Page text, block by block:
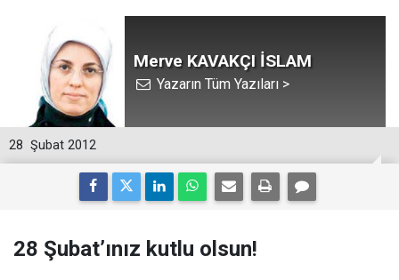
Merve KAVAKÇI İSLAM
Yazarın Tüm Yazıları >
28 Şubat 2012
28 Şubat’ınız kutlu olsun!